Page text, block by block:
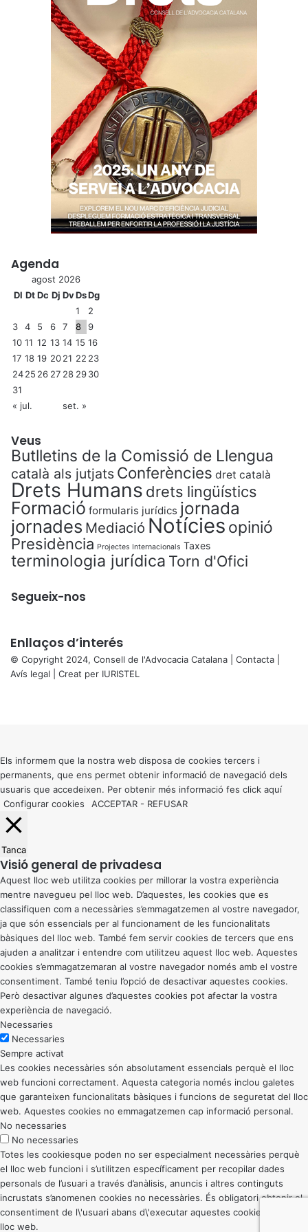
Agenda
agost 2026
Dl DtDc Dj DvDsDg
1
2
3
4 5 6 7 8
9
10 11 12 13 14 15 16
17 18 19 2021 22 23
2425 26 27 28 2930
31
« jul.
set. »
Veus
Butlletins de la Comissió de Llengua
català als jutjats Conferències dret català
Drets Humans drets lingüístics
Formació formularis jurídics jornada
jornades Mediació Notícies opinió
Presidència Projectes Internacionals Taxes
terminologia jurídica Torn d'Ofici
Segueix-nos
Enllaços d’interés
© Copyright 2024, Consell de l'Advocacia Catalana | Contacta
Avís legal | Creat per IURISTEL
button
Els informem que la nostra web disposa de cookies tercers i
permanents, que ens permet obtenir informació de navegació dels
usuaris que accedeixen. Per obtenir més informació fes click aquí
Configurar cookies
ACCEPTAR - REFUSAR
Tanca
Visió general de privadesa
Aquest lloc web utilitza cookies per millorar la vostra experiència
mentre navegueu pel lloc web. D’aquestes, les cookies que es
classifiquen com a necessàries s’emmagatzemen al vostre navegador,
ja que són essencials per al funcionament de les funcionalitats
bàsiques del lloc web. També fem servir cookies de tercers que ens
ajuden a analitzar i entendre com utilitzeu aquest lloc web. Aquestes
cookies s’emmagatzemaran al vostre navegador només amb el vostre
consentiment. També teniu l’opció de desactivar aquestes cookies.
Però desactivar algunes d’aquestes cookies pot afectar la vostra
experiència de navegació.
Necessaries
Necessaries
Sempre activat
Les cookies necessàries són absolutament essencials perquè el lloc
web funcioni correctament. Aquesta categoria només inclou galetes
que garanteixen funcionalitats bàsiques i funcions de seguretat del lloc
web. Aquestes cookies no emmagatzemen cap informació personal.
No necessaries
No necessaries
Totes les cookiesque poden no ser especialment necessàries perquè
el lloc web funcioni i s’utilitzen específicament per recopilar dades
personals de l’usuari a través d’anàlisis, anuncis i altres continguts
incrustats s’anomenen cookies no necessàries. És obligatori obtenir el
consentiment de l\'usuari abans d\'executar aquestes cookies al vostre
lloc web.